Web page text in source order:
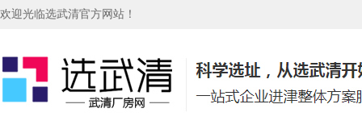
欢迎光临选武清官方网站！